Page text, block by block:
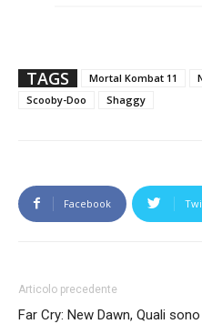
TAGS Mortal Kombat 11
Scooby-Doo
Shaggy
Facebook
Articolo precedente
Far Cry: New Dawn, Quali sono